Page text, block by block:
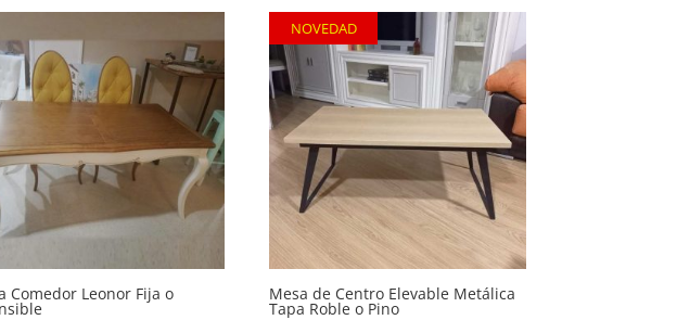
Comedor Leonor Fija o
NOVEDAD
Mesa de Centro Elevable Metálica
Tapa Roble o Pino